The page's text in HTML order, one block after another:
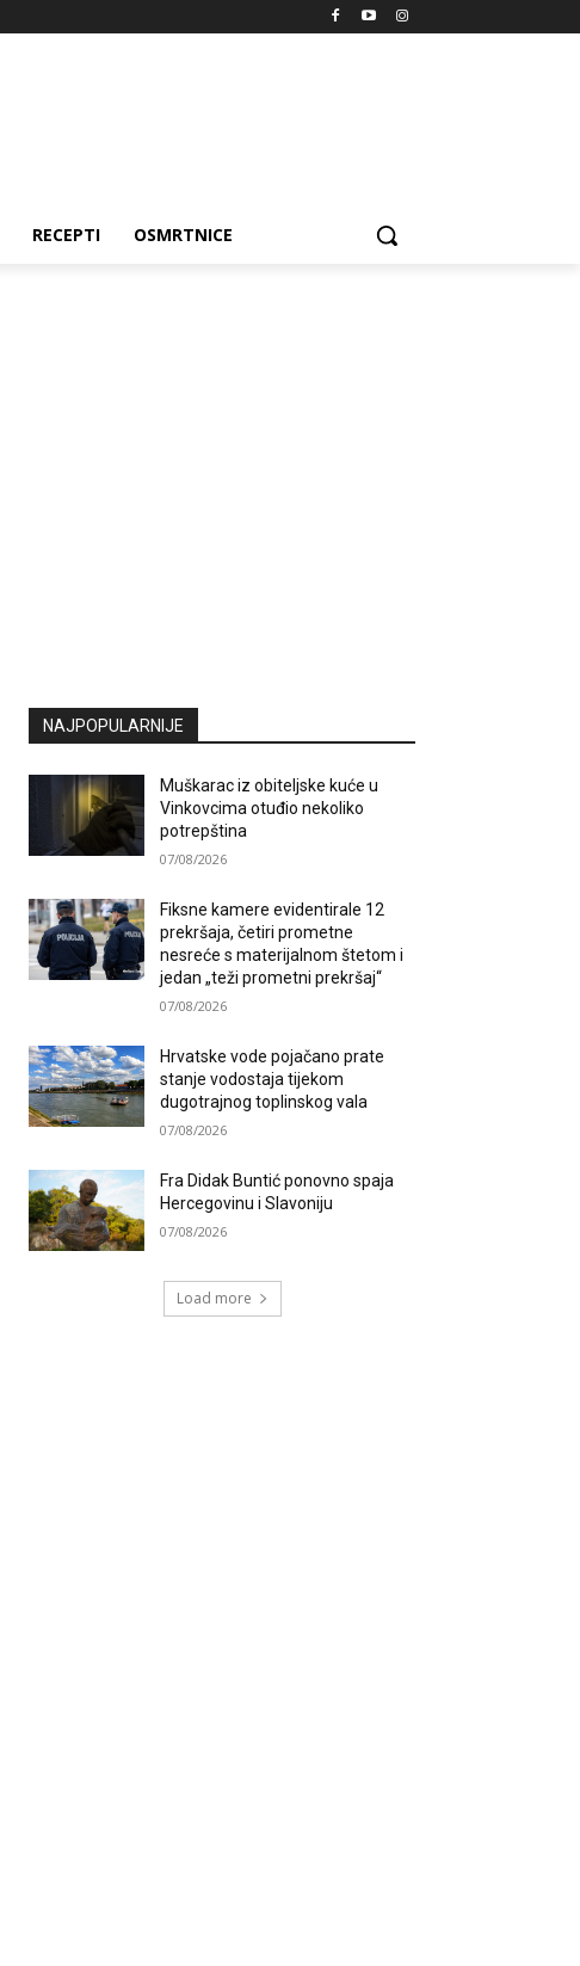
RECEPTI OSMRTNICE
NAJPOPULARNIJE
Muškarac iz obiteljske kuće u
Vinkovcima otuđio nekoliko
potrepština
07/08/2026
Fiksne kamere evidentirale 12
prekršaja, četiri prometne
nesreće s materijalnom štetom i
jedan „teži prometni prekršaj“
07/08/2026
Hrvatske vode pojačano prate
stanje vodostaja tijekom
dugotrajnog toplinskog vala
07/08/2026
Fra Didak Buntić ponovno spaja
Hercegovinu i Slavoniju
07/08/2026
Load more